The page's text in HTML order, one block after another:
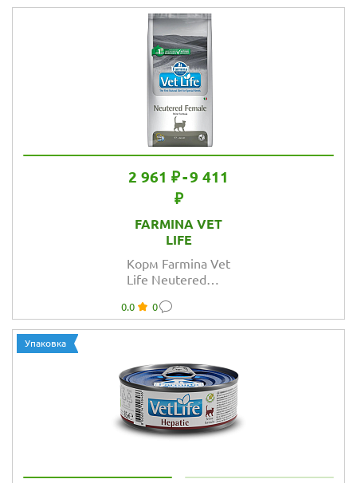
2 961 ₽-9 411
₽
FARMINA VET
LIFE
Корм Farmina Vet
Life Neutered
стерилизованных
кошек
0.0 0
Упаковка